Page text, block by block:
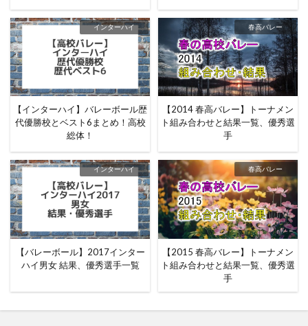
インターハイ
【インターハイ】バレーボール歴
代優勝校とベスト6まとめ！高校
総体！
春高バレー
【2014 春高バレー】トーナメン
ト組み合わせと結果一覧、優秀選
手
インターハイ
【バレーボール】2017インター
ハイ男女 結果、優秀選手一覧
春高バレー
【2015 春高バレー】トーナメン
ト組み合わせと結果一覧、優秀選
手